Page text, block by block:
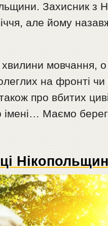
Захисник з
але йому
мовчання, о
на фронті
про вбитих
Маємо